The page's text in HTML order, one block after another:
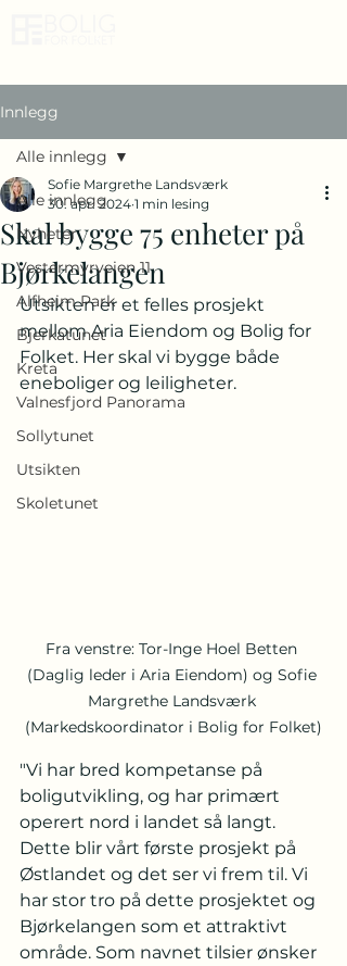
Innlegg
Alle innlegg
Nyheter
Vestermyrveien 11
Alfheim Park
Bjerkatunet
Kreta
Valnesfjord Panorama
Sollytunet
Utsikten
Skoletunet
Alle innlegg
Skal bygge 75 enheter på
Bjørkelangen
Sofie Margrethe Landsværk
30. apr. 2024 1 min lesing
Utsikten er et felles prosjekt
mellom Aria Eiendom og Bolig for
Folket. Her skal vi bygge både
eneboliger og leiligheter.
Fra venstre: Tor-Inge Hoel Betten
(Daglig leder i Aria Eiendom) og Sofie
Margrethe Landsværk
(Markedskoordinator i Bolig for Folket)
"Vi har bred kompetanse på
boligutvikling, og har primært
operert nord i landet så langt.
Dette blir vårt første prosjekt på
Østlandet og det ser vi frem til. Vi
har stor tro på dette prosjektet og
Bjørkelangen som et attraktivt
område. Som navnet tilsier ønsker